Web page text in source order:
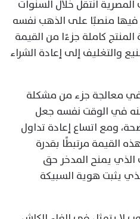
انتقل خلال السنوات
فيها منصبًا على الذهب نفسه
كاملة جزءًا من القيمة
والتغليف إلى إعادة الشراء
معالجة جزء من مشكلة
في الوقت نفسه جعل
ومع اتساع إعادة تداول
القيمة مرتبطًا بقدرة
يمنح المدخر حق
يثبت هوية السبيكة